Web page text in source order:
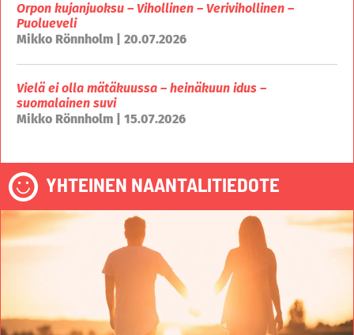
Orpon kujanjuoksu – Vihollinen – Verivihollinen –
Puolueveli
Mikko Rönnholm | 20.07.2026
Vielä ei olla mätäkuussa – heinäkuun idus –
suomalainen suvi
Mikko Rönnholm | 15.07.2026
YHTEINEN NAANTALITIEDOTE